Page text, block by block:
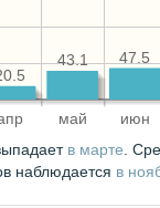
май июн
47.5
43.1
в марте.
наблюдается в